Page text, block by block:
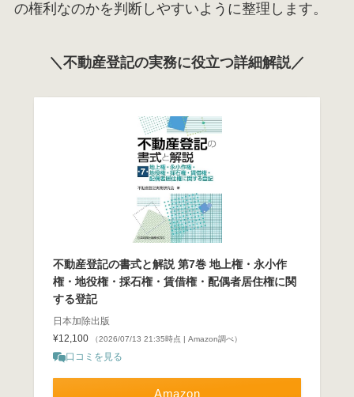
の権利なのかを判断しやすいように整理します。
＼不動産登記の実務に役立つ詳細解説／
不動産登記の書式と解説 第7巻 地上権・永小作
権・地役権・採石権・賃借権・配偶者居住権に関
する登記
日本加除出版
¥12,100
（2026/07/13 21:35時点 | Amazon調べ）
口コミを見る
Amazon